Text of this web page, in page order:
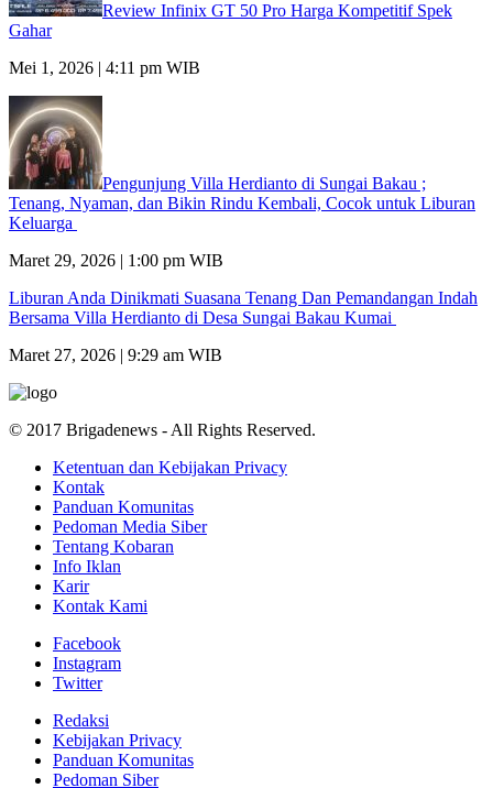
Review Infinix GT 50 Pro Harga Kompetitif Spek
Gahar
Mei 1, 2026 | 4:11 pm WIB
Pengunjung Villa Herdianto di Sungai Bakau ;
Tenang, Nyaman, dan Bikin Rindu Kembali, Cocok untuk Liburan
Keluarga
Maret 29, 2026 | 1:00 pm WIB
Liburan Anda Dinikmati Suasana Tenang Dan Pemandangan Indah
Bersama Villa Herdianto di Desa Sungai Bakau Kumai
Maret 27, 2026 | 9:29 am WIB
© 2017 Brigadenews - All Rights Reserved.
Ketentuan dan Kebijakan Privacy
Kontak
Panduan Komunitas
Pedoman Media Siber
Tentang Kobaran
Info Iklan
Karir
Kontak Kami
Facebook
Instagram
Twitter
Redaksi
Kebijakan Privacy
Panduan Komunitas
Pedoman Siber